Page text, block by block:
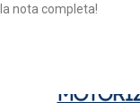
nota completa!